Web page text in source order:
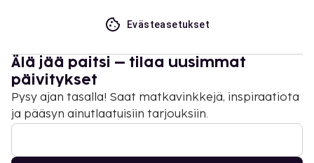
Evästeasetukset
Älä jää paitsi – tilaa uusimmat
päivitykset
Pysy ajan tasalla! Saat matkavinkkejä, inspiraatiota
ja pääsyn ainutlaatuisiin tarjouksiin.